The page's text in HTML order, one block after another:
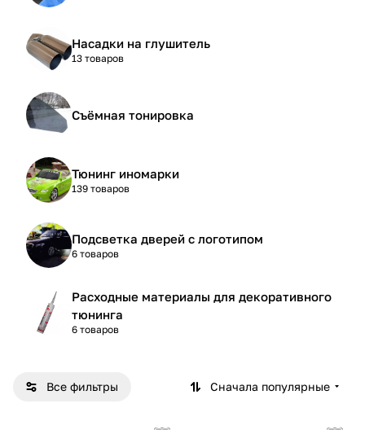
Насадки на глушитель
13 товаров
Съёмная тонировка
Тюнинг иномарки
139 товаров
Подсветка дверей с логотипом
6 товаров
Расходные материалы для декоративного
тюнинга
6 товаров
Все фильтры Сначала популярные